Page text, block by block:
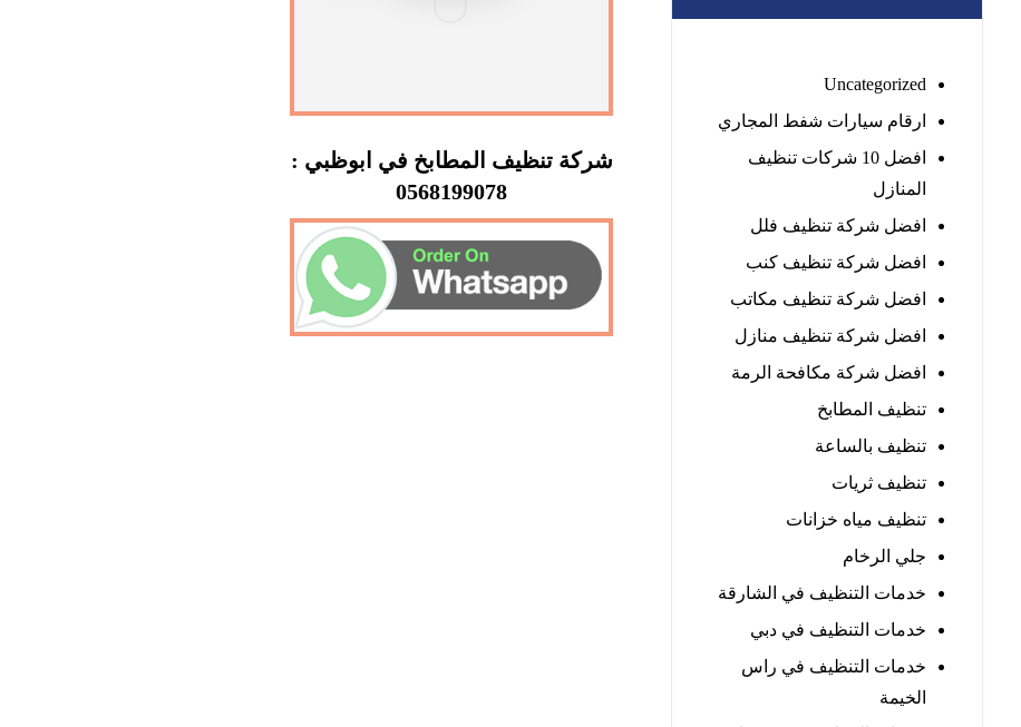
شركة تنظيف المطابخ في ابوظبي :
0568199078
Uncategorized
ارقام سيارات شفط المجاري
افضل 10 شركات تنظيف
المنازل
افضل شركة تنظيف فلل
افضل شركة تنظيف كنب
افضل شركة تنظيف مكاتب
افضل شركة تنظيف منازل
افضل شركة مكافحة الرمة
تنظيف المطابخ
تنظيف بالساعة
تنظيف ثريات
تنظيف مياه خزانات
جلي الرخام
خدمات التنظيف في الشارقة
خدمات التنظيف في دبي
خدمات التنظيف في راس
الخيمة